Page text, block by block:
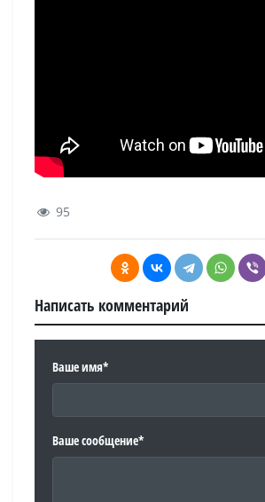
95
Написать комментарий
Ваше имя*
Ваше сообщение*